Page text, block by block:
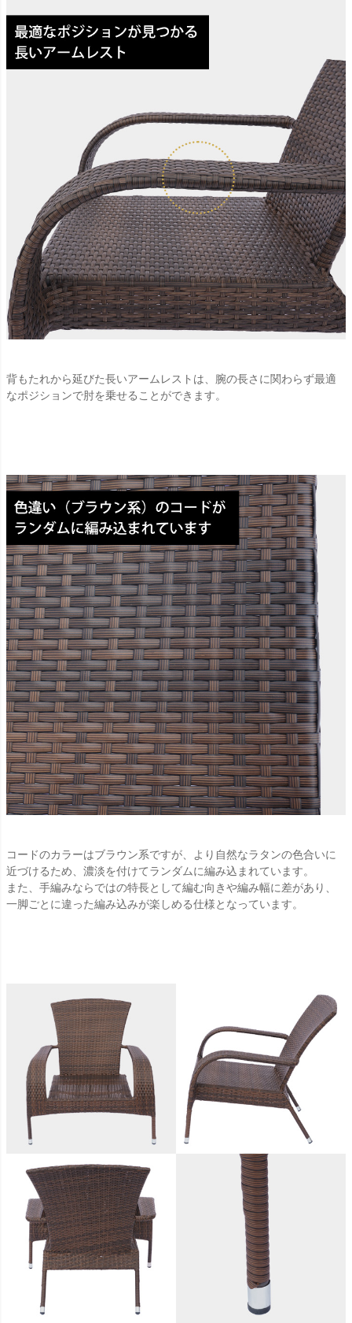
背もたれから延びた長いアームレストは、腕の長さに関わらず最適
なポジションで肘を乗せることができます。
コードのカラーはブラウン系ですが、より自然なラタンの色合いに
近づけるため、濃淡を付けてランダムに編み込まれています。
また、手編みならではの特長として編む向きや編み幅に差があり、
一脚ごとに違った編み込みが楽しめる仕様となっています。